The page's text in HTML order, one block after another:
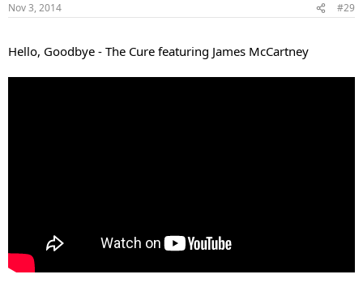
Nov 3, 2014 #29
Hello, Goodbye - The Cure featuring James McCartney